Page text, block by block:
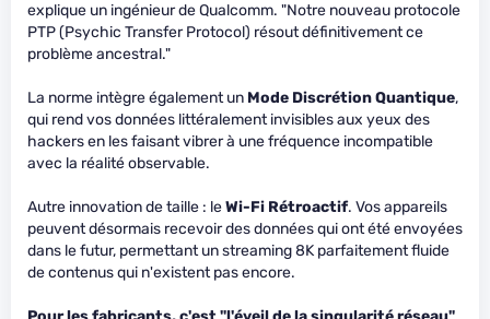
explique un ingénieur de Qualcomm. "Notre nouveau protocole
PTP (Psychic Transfer Protocol) résout définitivement ce
problème ancestral."
La norme intègre également un Mode Discrétion Quantique,
qui rend vos données littéralement invisibles aux yeux des
hackers en les faisant vibrer à une fréquence incompatible
avec la réalité observable.
Autre innovation de taille : leWi-Fi Rétroactif. Vos appareils
peuvent désormais recevoir des données qui ont été envoyées
dans le futur, permettant un streaming 8K parfaitement fluide
de contenus qui n'existent pas encore.